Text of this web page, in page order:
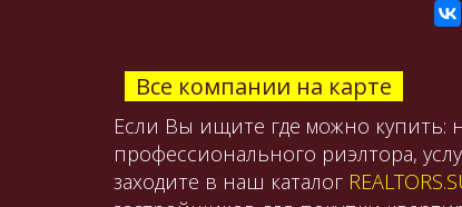
Все компании на карте
Если Вы ищите где можно купить:
профессионального риэлтора,
заходите в наш каталог